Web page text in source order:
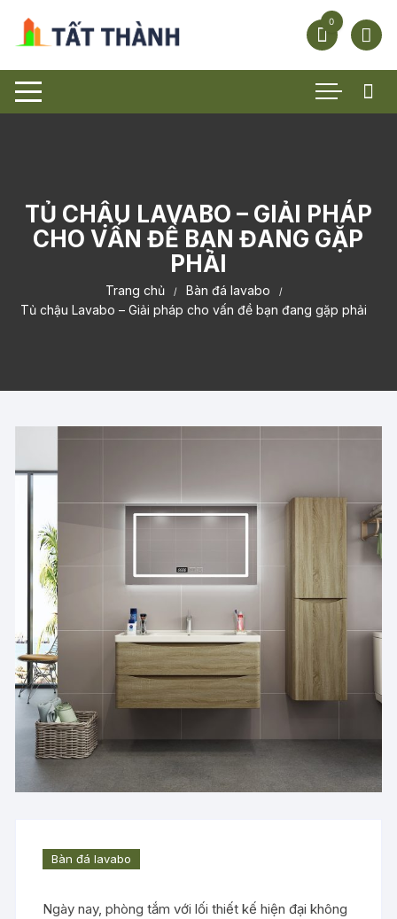
nội
dung
0
TỦ CHẬU LAVABO – GIẢI PHÁP
CHO VẤN ĐỀ BẠN ĐANG GẶP
PHẢI
Trang chủ
Bàn đá lavabo
Tủ chậu Lavabo – Giải pháp cho vấn đề bạn đang gặp phải
Bàn đá lavabo
Ngày nay, phòng tắm với lối thiết kế hiện đại không